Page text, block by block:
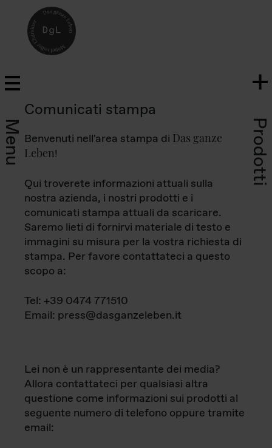
Menu Prodotti
Comunicati stampa
Benvenuti nell'area stampa di Das ganze
Leben!
Qui troverete informazioni attuali sulla
nostra azienda, i nostri prodotti e i
comunicati stampa attuali da scaricare.
Saremo lieti di fornirvi materiale di testo e
immagini su misura per la vostra richiesta di
stampa. Per favore contattateci a questo
scopo a:
Tel: +39 0474 771510
Email: press@dasganzeleben.it
Lei non è un rappresentante dei media?
Allora contattateci per qualsiasi altra
questione come informazioni sui prodotti al
seguente numero di telefono oppure tramite
email: